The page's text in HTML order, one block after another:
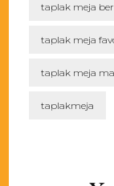
taplak meja
taplak meja
taplak meja
taplakmeja